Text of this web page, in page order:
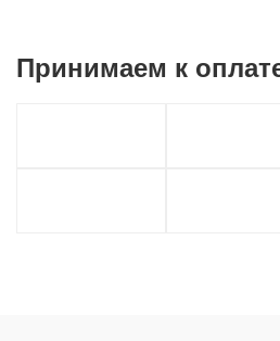
Принимаем к